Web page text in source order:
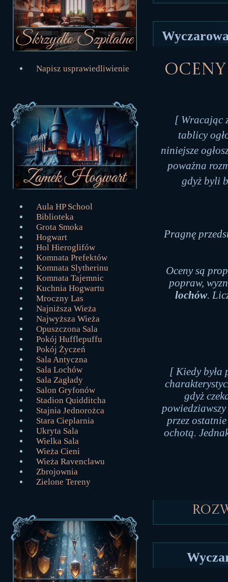
Napisz usprawiedliwienie
Aula HP School
Biblioteka
Grota Smoka
Hogwart
Hol Hieroglifów
Komnata Prefektów
Komnata Slytherinu
Komnata Tajemnic
Kuchnia Hogwartu
Mroczny Las
Najniższa Wieża
Najwyższa Wieża
Opuszczona Sala
Pokój Hufflepuffu
Pokój Życzeń
Sala Antyczna
Sala Lochów
Sala Zagłady
Salon Gryfonów
Stadion Quidditcha
Stajnia Jednorożca
Stara Cieplarnia
Ukryta Sala
Wielka Sala
Wieża Cieni
Wieża Ravenclawu
Zbrojownia
Zielone Tereny
[ Wracając
tablicy
niniejsze
poważna
gdyż byli
Pragnę
Oceny są
popraw,
lochów.
[ Kiedy była
gdyż
przez
ochotą.